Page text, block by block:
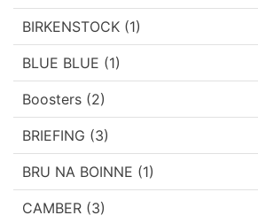
BIRKENSTOCK (1)
BLUE BLUE (1)
Boosters (2)
BRIEFING (3)
BRU NA BOINNE (1)
CAMBER (3)